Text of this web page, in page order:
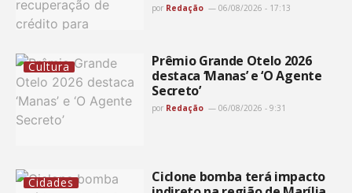
por Redação 06/08/2026 - 17:13
Cultura
Prêmio Grande Otelo 2026
destaca ‘Manas’ e ‘O Agente
Secreto’
por Redação 06/08/2026 - 9:31
Cidades
Ciclone bomba terá impacto